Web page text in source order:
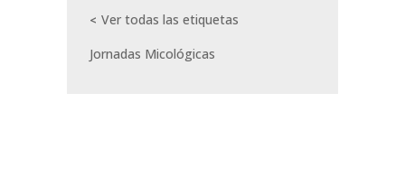
Ver todas las etiquetas
Jornadas Micológicas